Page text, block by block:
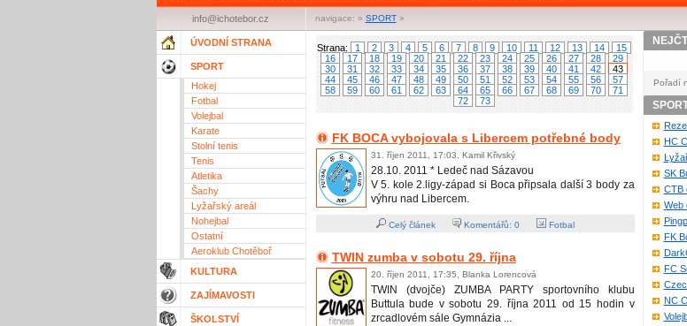
navigace: » SPORT»
info@ichotebor.cz
ÚVODNÍ STRANA
SPORT
Hokej
Fotbal
Volejbal
Karate
Stolní tenis
Tenis
Atletika
Šachy
Lyžařský areál
Nohejbal
Ostatní
Aeroklub Chotěboř
KULTURA
ZAJÍMAVOSTI
ŠKOLSTVÍ
Strana: 1 2 3 4 5 6 7 8 9 10 11 12 13 14
15
16
17 18 19 20 21 22 23 24 25 26 27 28
29
30
31 32 33 34 35 36 37 38 39 40 41 42
43
44
45 46 47 48 49 50 51 52 53 54 55 56
57
58
59 60 61 62 63 64 65 66 67 68 69 70
71
72
73
FK BOCA vybojovala s Libercem potřebné body
31. říjen 2011, 17:03, Kamil Křivský
28.10. 2011 * Ledeč nad Sázavou
V 5. kole 2.ligy-západ si Boca připsala další 3 body za
výhru nad Libercem.
Celý článek Komentářů: 0 Fotbal
TWIN zumba v sobotu 29. října
20. říjen 2011, 17:35, Blanka Lorencová
TWIN (dvojče) ZUMBA PARTY sportovního klubu
Buttula bude v sobotu 29. října 2011 od 15 hodin v
zrcadlovém sále Gymnázia ...
Pořadí
HC
SK
CTB
Web
FK
FC
NC